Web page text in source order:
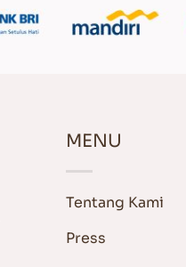
MENU
Tentang Kami
Press